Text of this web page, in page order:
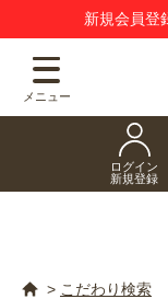
新規会員登
メニュー
ログイン
新規登録
> こだわり検索